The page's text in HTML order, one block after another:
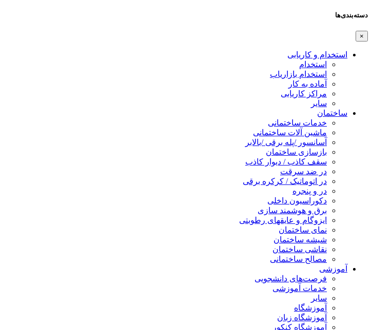
دسته‌بندی‌ها
×
استخدام و کاریابی
استخدام
استخدام بازاریاب
آماده به کار
مراکز کاریابی
سایر
ساختمان
خدمات ساختمانی
ماشین آلات ساختمانی
آسانسور /پله برقی /بالابر
بازسازی ساختمان
سقف کاذب / دیوار کاذب
در ضد سرقت
در اتوماتیک / کرکره برقی
در و پنجره
دکوراسیون داخلی
برق و هوشمند سازی
ایزوگام و عایقهای رطوبتی
نمای ساختمان
شیشه ساختمان
نقاشی ساختمان
مصالح ساختمانی
آموزشی
فرصت‌های دانشجویی
خدمات آموزشی
سایر
آموزشگاه
آموزشگاه زبان
آموزشگاه کنکور